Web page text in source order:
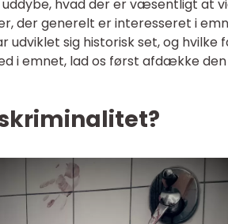
hvad der er væsentligt at
der generelt er interesseret i
udviklet sig historisk set, og
i emnet, lad os først afdække